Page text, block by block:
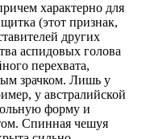
характерно для
(этот признак,
других
аспидовых голова
перехвата,
зрачком. Лишь у
у австралийской
форму и
Спинная чешуя